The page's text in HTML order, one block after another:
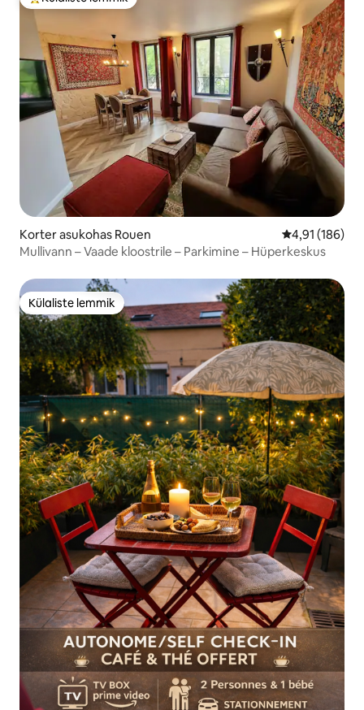
Külaliste suur lemmik
Korter asukohas Rouen Keskmine
4,91 (186)
Mullivann – Vaade kloostrile – Parkimine – Hüperkeskus
Külaliste lemmik
Külaliste lemmik